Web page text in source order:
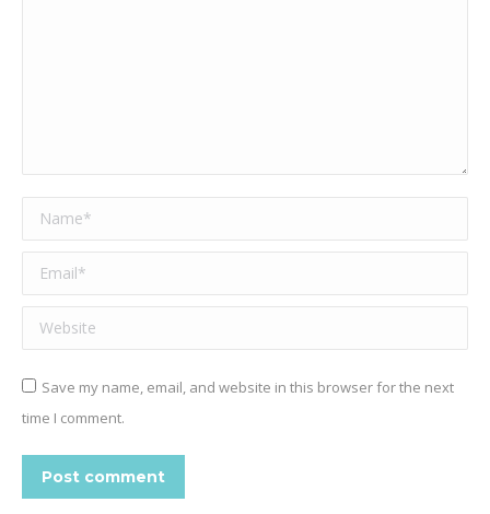
Name *
Email *
Website
Save my name, email, and website in this browser for the next
time I comment.
Post comment